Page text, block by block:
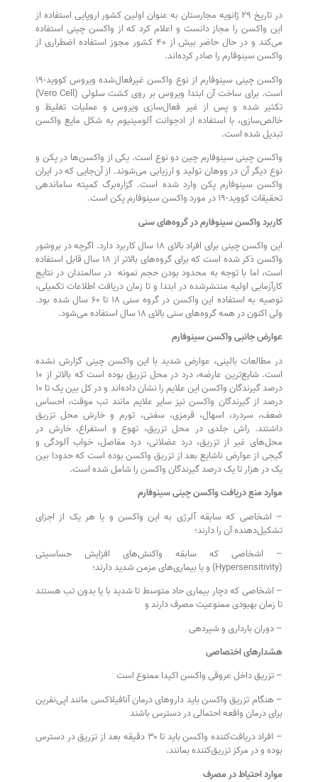
در تاریخ ۲۹ ژانویه مجارستان به عنوان اولین کشور اروپایی استفاده از
این واکسن را مجاز دانست و اعلام کرد که از واکسن چینی استفاده
می‌کند و در حال حاضر بیش از ۴۰ کشور مجوز استفاده اضطراری از
واکسن سینوفارم را صادر کرده‌اند.
واکسن چینی سینوفارم از نوع واکسن غیرفعال‌شده ویروس کووید-۱۹
است. برای ساخت آن ابتدا ویروس بر روی کشت سلولی (Vero Cell)
تکثیر شده و پس از غیر فعال‌سازی ویروس و عملیات تغلیظ و
خالص‌سازی، با استفاده از ادجوانت آلومینیوم به شکل مایع واکسن
تبدیل شده است.
واکسن چینی سینوفارم چین دو نوع است. یکی از واکسن‌ها در پکن و
نوع دیگر آن در ووهان تولید و ارزیابی می‌شوند. از آن‌جایی که در ایران
واکسن سینوفارم پکن وارد شده است. گزاره‌برگ کمیته ساماندهی
تحقیقات کووید-۱۹ در مورد واکسن سینوفارم پکن است.
کاربرد واکسن سینوفارم در گروه‌های سنی
این واکسن چینی برای افراد بالای ۱۸ سال کاربرد دارد. اگرچه در بروشور
واکسن ذکر شده است که برای گروه‌های بالاتر از ۱۸ سال قابل استفاده
است، اما با توجه به محدود بودن حجم نمونه در سالمندان در نتایج
کارآزمایی اولیه منتشرشده در ابتدا و تا زمان دریافت اطلاعات تکمیلی،
توصیه به استفاده این واکسن در گروه سنی ۱۸ تا ۶۰ سال شده بود.
ولی اکنون در همه گروه‌های سنی بالای ۱۸ سال استفاده می‌شود.
عوارض جانبی واکسن سینوفارم
در مطالعات بالینی، عوارض شدید با این واکسن چینی گزارش نشده
است. شایع‌ترین عارضه، درد در محل تزریق بوده است که بالاتر از ۱۰
درصد گیرندگان واکسن این علایم را نشان داده‌اند و در کل بین یک تا ۱۰
درصد از گیرندگان واکسن نیز سایر علایم مانند تب موقت، احساس
ضعف، سردرد، اسهال، قرمزی، سفتی، تورم و خارش محل تزریق
داشتند. راش جلدی در محل تزریق، تهوع و استفراغ، خارش در
محل‌های غیر از تزریق، درد عضلانی، درد مفاصل، خواب آلودگی و
گیجی از عوارض ناشایع بعد از تزریق واکسن بوده است که حدودا بین
یک در هزار تا یک درصد گیرندگان واکسن را شامل شده است.
موارد منع دریافت واکسن چینی سینوفارم
– اشخاصی که سابقه آلرژی به این واکسن و یا هر یک از اجزای
تشکیل‌دهنده آن را دارند؛
– اشخاصی که سابقه واکنش‌های افزایش حساسیتی
(Hypersensitivity) و یا بیماری‌های مزمن شدید دارند؛
– اشخاصی که دچار بیماری حاد متوسط تا شدید با یا بدون تب هستند
تا زمان بهبودی ممنوعیت مصرف دارند و
– دوران بارداری و شیردهی
هشدارهای اختصاصی
– تزریق داخل عروقی واکسن اکیدا ممنوع است
– هنگام تزریق واکسن باید داروهای درمان آنافیلاکسی مانند اپی‌نفرین
برای درمان واقعه احتمالی در دسترس باشند
– افراد دریافت‌کننده واکسن باید تا ۳۰ دقیقه بعد از تزریق در دسترس
بوده و در مرکز تزریق‌کننده بمانند.
موارد احتیاط در مصرف